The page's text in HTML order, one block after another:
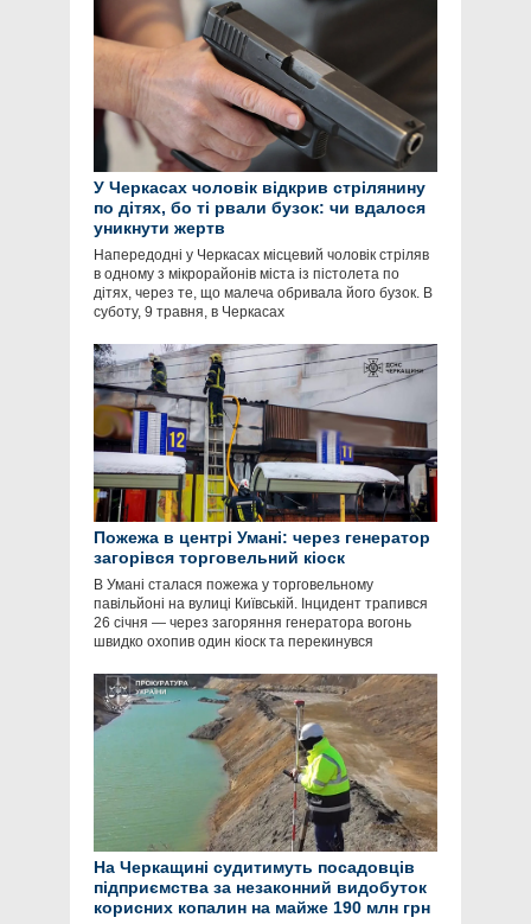
У Черкасах чоловік відкрив стрілянину
по дітях, бо ті рвали бузок: чи вдалося
уникнути жертв
Напередодні у Черкасах місцевий чоловік стріляв
в одному з мікрорайонів міста із пістолета по
дітях, через те, що малеча обривала його бузок. В
суботу, 9 травня, в Черкасах
Пожежа в центрі Умані: через генератор
загорівся торговельний кіоск
В Умані сталася пожежа у торговельному
павільйоні на вулиці Київській. Інцидент трапився
26 січня — через загоряння генератора вогонь
швидко охопив один кіоск та перекинувся
На Черкащині судитимуть посадовців
підприємства за незаконний видобуток
корисних копалин на майже 190 млн грн